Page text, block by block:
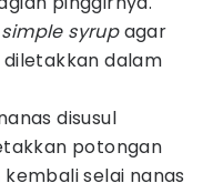
simple syrupagar
dalam
disusul
potongan
selai nanas